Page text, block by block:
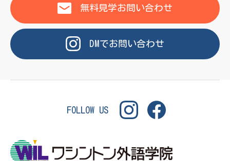
無料見学お問い合わせ
DMでお問い合わせ
FOLLOW US